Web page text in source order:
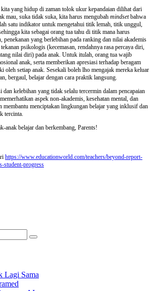
yang hidup di zaman tolok ukur kepandaian dilihat dari
mau, suka tidak suka, kita harus mengubah mindsetbahwa
satu indikator untuk mengetahui titik lemah, titik unggul,
kita sebagai orang tua tahu di titik mana harus
penekanan yang berlebihan pada ranking dan nilai akademis
psikologis (kecemasan, rendahnya rasa percaya diri,
nilai diri) pada anak. Untuk itulah, orang tua wajib
anak, serta memberikan apresiasi terhadap beragam
oleh setiap anak. Sesekali boleh lho mengajak mereka keluar
bergaul, belajar dengan cara praktik langsung.
kelebihan yang tidak selalu tercermin dalam pencapaian
aspek non-akademis, kesehatan mental, dan
membantu menciptakan lingkungan belajar yang inklusif dan
tercinta.
anak belajar dan berkembang, Parents!
https://www.educationworld.com/teachers/beyond-report-
student-progress
Search
Lagi Sama